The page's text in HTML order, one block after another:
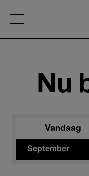
Open Menu
Nu
Vandaag
September